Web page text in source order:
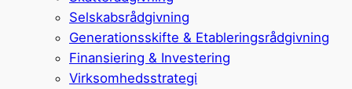
Selskabsrådgivning
Generationsskifte & Etableringsrådgivning
Finansiering & Investering
Virksomhedsstrategi